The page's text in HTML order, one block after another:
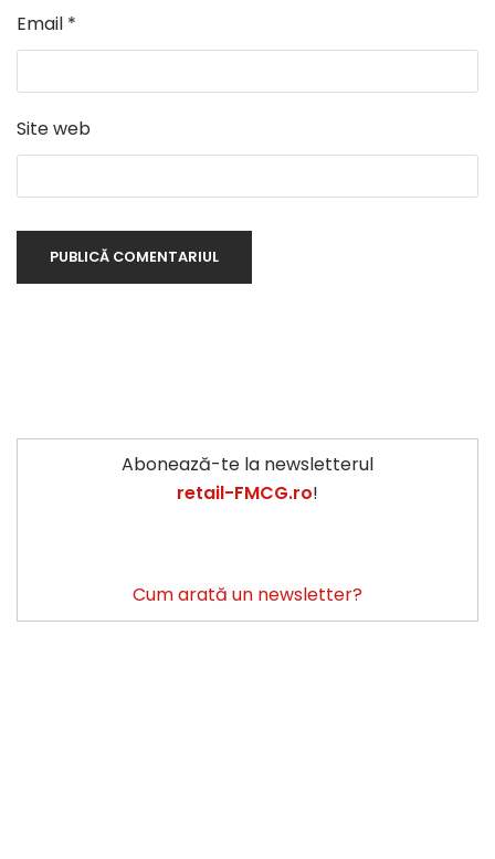
Email *
Site web
Abonează-te la newsletterul
retail-FMCG.ro!
Cum arată un newsletter?